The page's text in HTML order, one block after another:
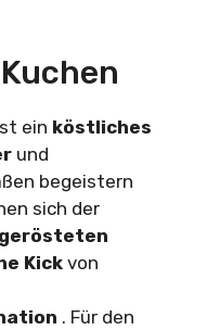
ein köstliches
und
begeistern
sich der
gerösteten
Kick von
. Für den